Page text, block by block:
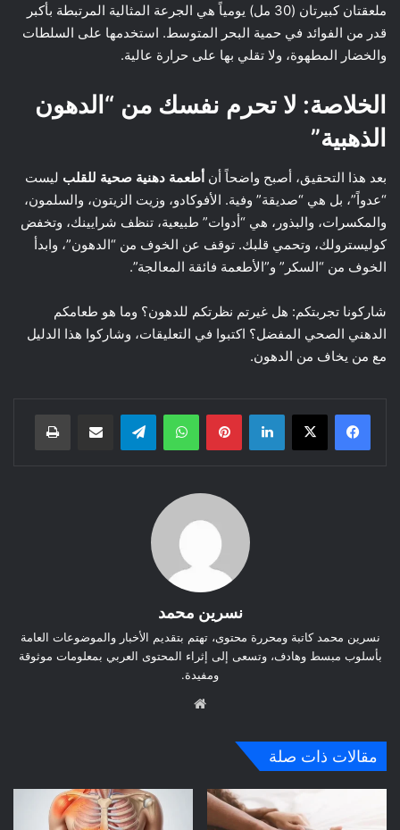
ملعقتان كبيرتان (30 مل) يومياً هي الجرعة المثالية المرتبطة بأكبر
قدر من الفوائد في حمية البحر المتوسط. استخدمها على السلطات
والخضار المطهوة، ولا تقلي بها على حرارة عالية.
الخلاصة: لا تحرم نفسك من “الدهون
الذهبية”
بعد هذا التحقيق، أصبح واضحاً أن أطعمة دهنية صحية للقلب ليست
“عدواً”، بل هي “صديقة” وفية. الأفوكادو، وزيت الزيتون، والسلمون،
والمكسرات، والبذور، هي “أدوات” طبيعية، تنظف شرايينك، وتخفض
كوليسترولك، وتحمي قلبك. توقف عن الخوف من “الدهون”، وابدأ
الخوف من “السكر” و”الأطعمة فائقة المعالجة”.
شاركونا تجربتكم: هل غيرتم نظرتكم للدهون؟ وما هو طعامكم
الدهني الصحي المفضل؟ اكتبوا في التعليقات، وشاركوا هذا الدليل
مع من يخاف من الدهون.
لينكدإن بينتيريست واتساب
نسرين محمد
نسرين محمد كاتبة ومحررة محتوى، تهتم بتقديم الأخبار والموضوعات العامة
بأسلوب مبسط وهادف، وتسعى إلى إثراء المحتوى العربي بمعلومات موثوقة
ومفيدة.
مقالات ذات صلة